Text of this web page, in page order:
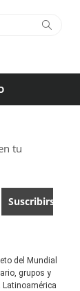
Buscar
tu
del Mundial
grupos y
Latinoamérica